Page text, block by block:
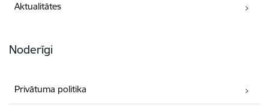
Aktualitātes
Noderīgi
Privātuma politika